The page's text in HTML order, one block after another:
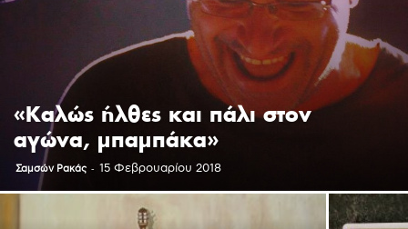
«Καλώς ήλθες και πάλι στον
αγώνα, μπαμπάκα»
Σαμσών Ρακάς - 15 Φεβρουαρίου 2018